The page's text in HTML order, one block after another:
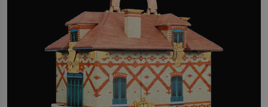
domovinou je prakticky celá Austrálie s výjimkou
pobřežní oblasti. […]